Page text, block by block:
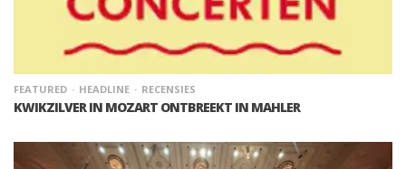
FEATURED HEADLINE RECENSIES
KWIKZILVER IN MOZART ONTBREEKT IN MAHLER